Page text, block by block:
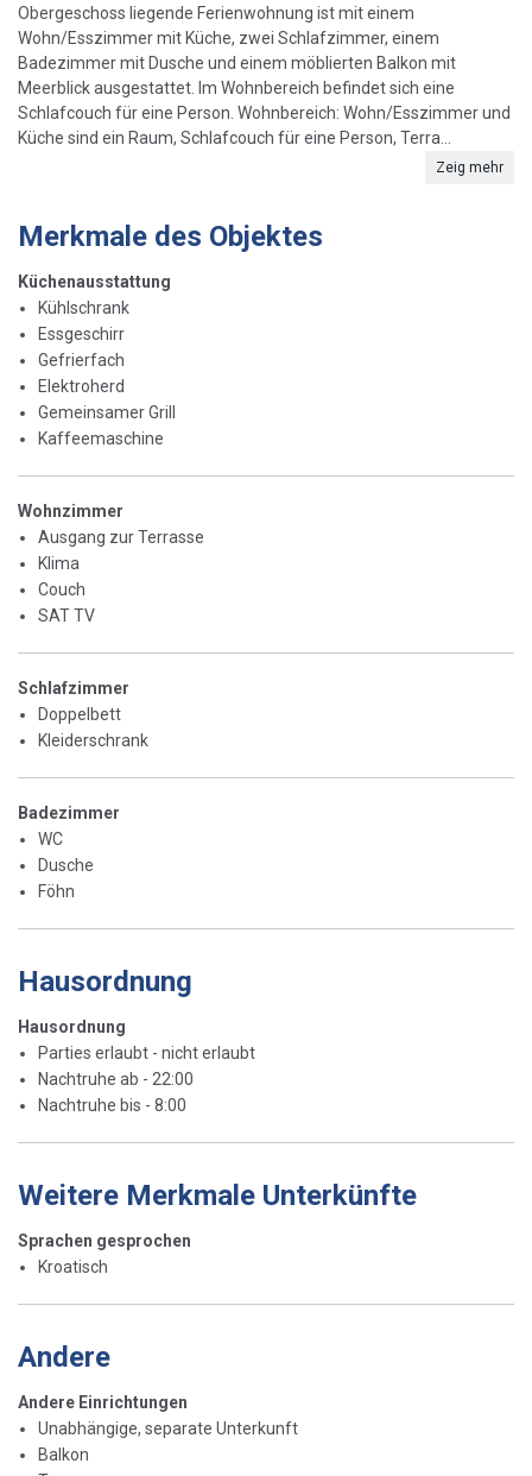
Obergeschoss liegende Ferienwohnung ist mit einem
Wohn/Esszimmer mit Küche, zwei Schlafzimmer, einem
Badezimmer mit Dusche und einem möblierten Balkon mit
Meerblick ausgestattet. Im Wohnbereich befindet sich eine
Schlafcouch für eine Person. Wohnbereich: Wohn/Esszimmer und
Küche sind ein Raum, Schlafcouch für eine Person, Terra...
Zeig mehr
Merkmale des Objektes
Küchenausstattung
Kühlschrank
Essgeschirr
Gefrierfach
Elektroherd
Gemeinsamer Grill
Kaffeemaschine
Wohnzimmer
Ausgang zur Terrasse
Klima
Couch
SAT TV
Schlafzimmer
Doppelbett
Kleiderschrank
Badezimmer
WC
Dusche
Föhn
Hausordnung
Hausordnung
Parties erlaubt - nicht erlaubt
Nachtruhe ab - 22:00
Nachtruhe bis - 8:00
Weitere Merkmale Unterkünfte
Sprachen gesprochen
Kroatisch
Andere
Andere Einrichtungen
Unabhängige, separate Unterkunft
Balkon